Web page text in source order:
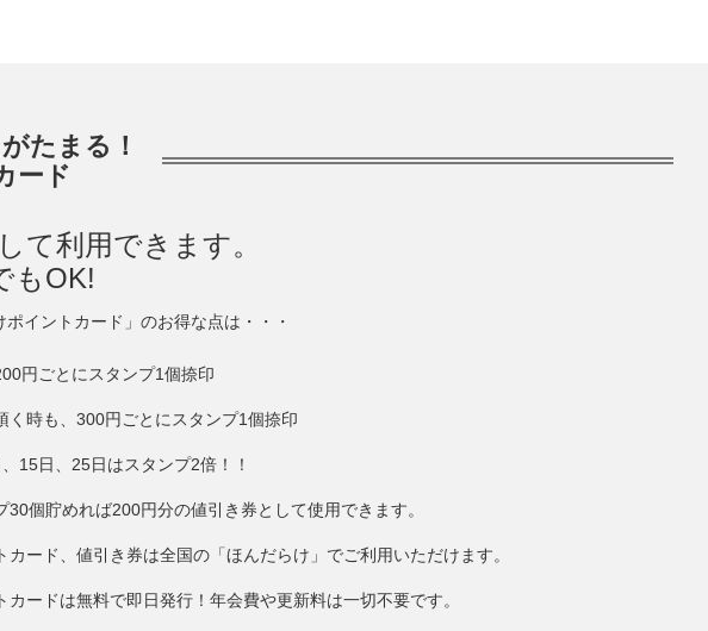
たまる！
ード
て利用できます。
もOK!
ポイントカード」のお得な点は・・・
円ごとにスタンプ1個捺印
く時も、300円ごとにスタンプ1個捺印
15日、25日はスタンプ2倍！！
30個貯めれば200円分の値引き券として使用できます。
カード、値引き券は全国の「ほんだらけ」でご利用いただけます。
カードは無料で即日発行！年会費や更新料は一切不要です。